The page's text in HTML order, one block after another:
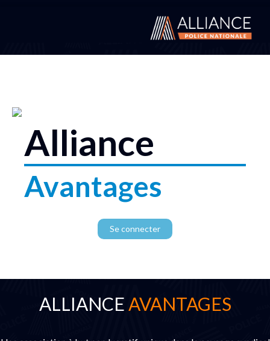
Alliance
Avantages
Se connecter
ALLIANCE AVANTAGES